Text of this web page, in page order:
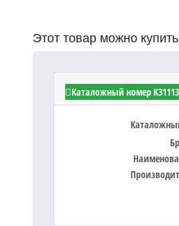
Этот товар можно
Kubota K311136454
Каталожный номер